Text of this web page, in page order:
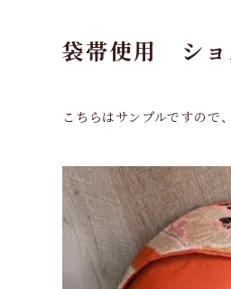
袋帯使用 ショ
こちらはサンプルですので